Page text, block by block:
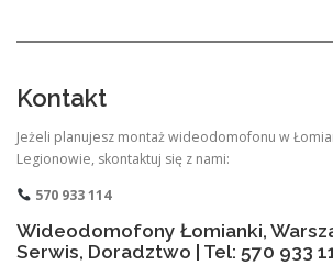
Kontakt
Jeżeli planujesz montaż wideodomofonu w
Legionowie, skontaktuj się z nami:
570 933 114
Wideodomofony Łomianki,
Serwis, Doradztwo | Tel: 570 933